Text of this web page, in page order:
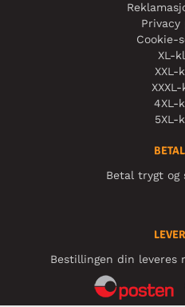
Privacy
Cookie-
XL-
XXL-
4XL-
5XL-
Betal trygt og
Bestillingen din leveres